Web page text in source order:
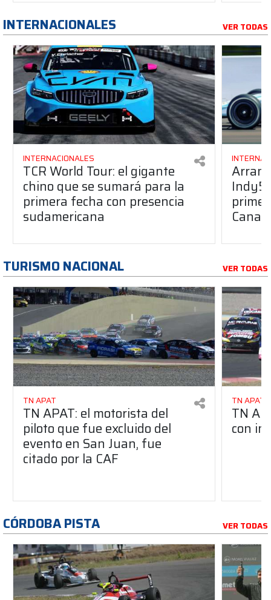
INTERNACIONALES VER TODAS
INTERNACIONALES
TCR World Tour: el gigante
chino que se sumará para la
primera fecha con presencia
sudamericana
TURISMO NACIONAL VER TODAS
TN APAT
TN APAT: el motorista del
piloto que fue excluido del
evento en San Juan, fue
citado por la CAF
TN APAT
TN
con
CÓRDOBA PISTA VER TODAS